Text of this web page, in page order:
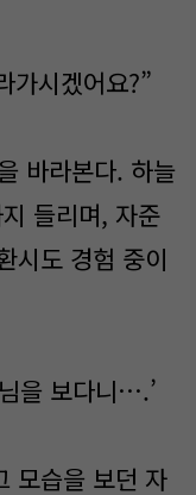
가시겠어요?”
바라본다. 하늘
들리며, 자준
시도 경험 중이
을 보다니….’
모습을 보던 자